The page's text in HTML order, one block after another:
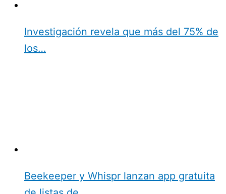
Investigación revela que más del 75% de
los…
Beekeeper y Whispr lanzan app gratuita